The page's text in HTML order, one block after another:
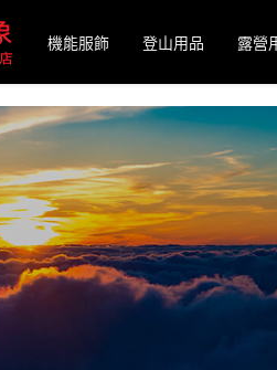
機能服飾
登山用品 露營